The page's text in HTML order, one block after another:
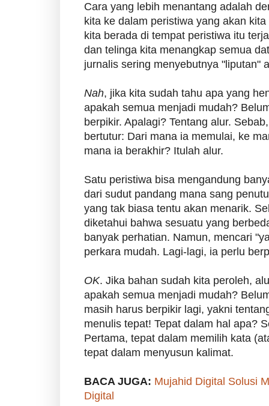
Cara yang lebih menantang adalah
kita ke dalam peristiwa yang akan
kita berada di tempat peristiwa itu
dan telinga kita menangkap semua
jurnalis sering menyebutnya "liputan"
Nah, jika kita sudah tahu apa yang
apakah semua menjadi mudah?
berpikir. Apalagi? Tentang alur.
bertutur: Dari mana ia memulai, ke
mana ia berakhir? Itulah alur.
Satu peristiwa bisa mengandung
dari sudut pandang mana sang
yang tak biasa tentu akan menarik.
diketahui bahwa sesuatu yang
banyak perhatian. Namun, mencari
perkara mudah. Lagi-lagi, ia perlu
OK. Jika bahan sudah kita peroleh,
apakah semua menjadi mudah?
masih harus berpikir lagi, yakni
menulis tepat! Tepat dalam hal apa?
Pertama, tepat dalam memilih kata
tepat dalam menyusun kalimat.
BACA JUGA: Mujahid Digital Solusi
Digital